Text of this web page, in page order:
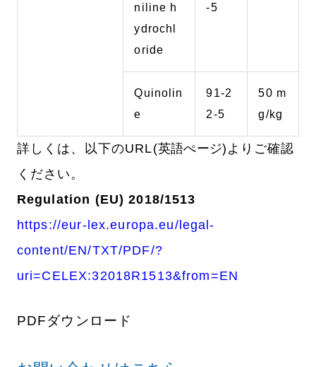
niline h
ydrochl
oride
-5
Quinolin
e
91-2
2-5
50 m
g/kg
詳しくは、以下のURL(英語ぺージ) よりご確認
ください。
Regulation (EU) 2018/1513
https://eur-lex.europa.eu/legal-
content/EN/TXT/PDF/?
uri=CELEX:32018R1513&from=EN
PDFダウンロード